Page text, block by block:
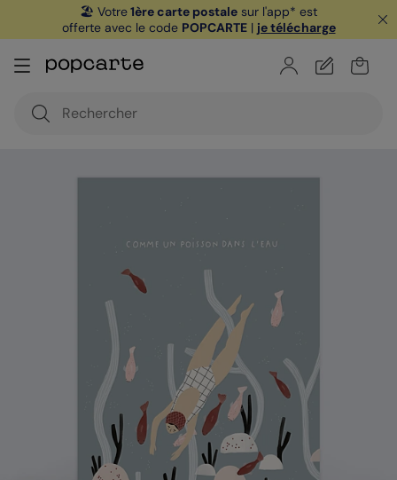
🏖️ Votre1ère carte postale sur l'app* est
offerte avec le code POPCARTE| je télécharge